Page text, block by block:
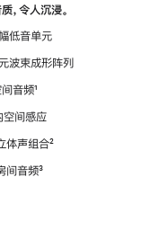
，令人沉浸。
低音单元
波束成形阵列
间音频脚
¹
空间感应
体声组合脚
²
间音频脚
³